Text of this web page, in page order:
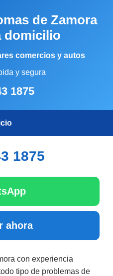
de Zamora
domicilio
comercios y autos
y segura
1875
1875
ahora
con experiencia
tipo de problemas de